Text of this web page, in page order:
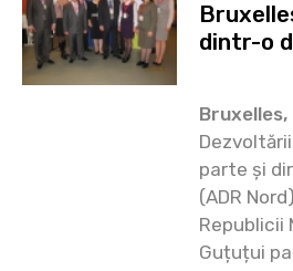
dintr-o
Bruxelles,
parte și
(ADR
Republicii
Guțuțui